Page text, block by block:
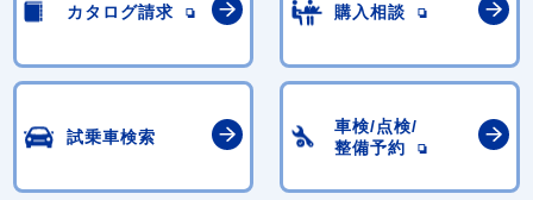
カタログ請求 購入相談
試乗車検索
車検/点検/
整備予約